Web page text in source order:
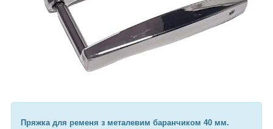
Пряжка для ременя з металевим баранчиком 40 мм.